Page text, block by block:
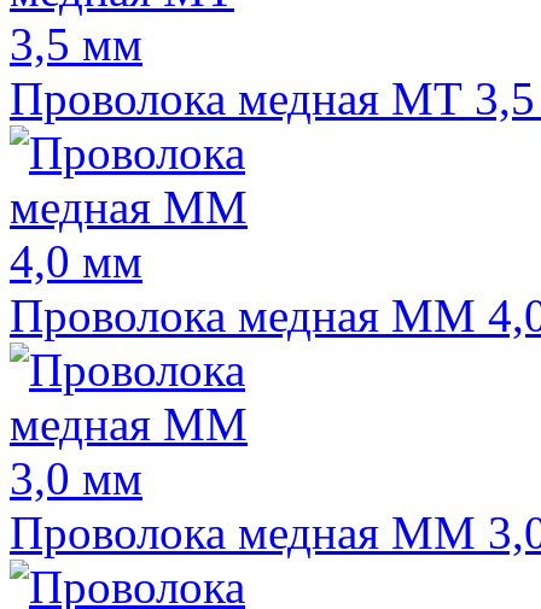
Проволока медная МТ
Проволока медная ММ
Проволока медная ММ